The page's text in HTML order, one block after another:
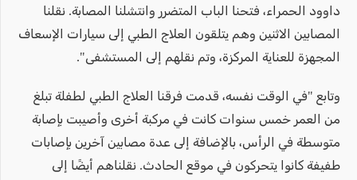
داوود الحمراء، فتحنا الباب المتضرر وانتشلنا المصابة. نقلنا
المصابين الاثنين وهم يتلقون العلاج الطبي إلى سيارات الإسعاف
المجهزة للعناية المركزة، وتم نقلهم إلى المستشفى".
وتابع "في الوقت نفسه، قدمت فرقنا العلاج الطبي لطفلة تبلغ
من العمر خمس سنوات كانت في مركبة أخرى وأصيبت بإصابة
متوسطة في الرأس، بالإضافة إلى عدة مصابين آخرين بإصابات
طفيفة كانوا يتحركون في موقع الحادث. نقلناهم أيضًا إلى